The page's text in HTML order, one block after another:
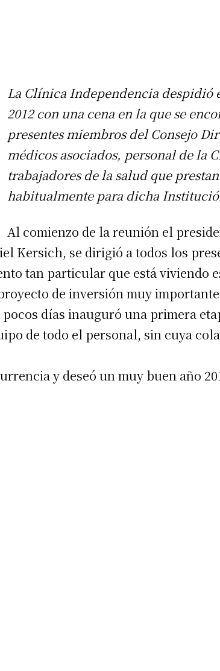
La Clínica Independencia despidió
2012 con una cena en la que se
presentes miembros del Consejo
médicos asociados, personal de la
trabajadores de la salud que
habitualmente para dicha
Al comienzo de la reunión el
Kersich, se dirigió a todos los
tan particular que está viviendo
de inversión muy
días inauguró una primera
de todo el personal, sin cuya
y deseó un muy buen año